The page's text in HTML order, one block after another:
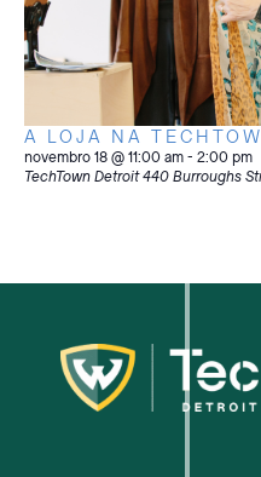
A LOJA NA
novembro 18 @ 11:00 am- 2:00 pm
TechTown Detroit 440 Burroughs